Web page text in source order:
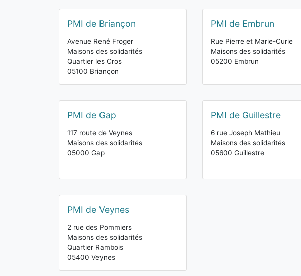
PMI de Briançon
Avenue René Froger
Maisons des solidarités
Quartier les Cros
05100 Briançon
PMI de Embrun
Rue Pierre et Marie-Curie
Maisons des solidarités
05200 Embrun
PMI de Gap
117 route de Veynes
Maisons des solidarités
05000 Gap
PMI de Guillestre
6 rue Joseph Mathieu
Maisons des solidarités
05600 Guillestre
PMI de Veynes
2 rue des Pommiers
Maisons des solidarités
Quartier Rambois
05400 Veynes